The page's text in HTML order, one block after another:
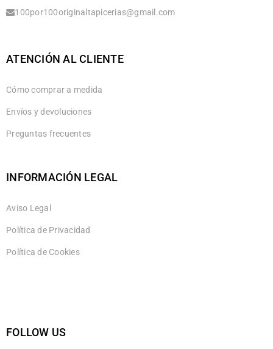
100por100originaltapicerias@gmail.com
ATENCIÓN AL CLIENTE
Cómo comprar a medida
Envíos y devoluciones
Preguntas frecuentes
INFORMACIÓN LEGAL
Aviso Legal
Política de Privacidad
Política de Cookies
FOLLOW US